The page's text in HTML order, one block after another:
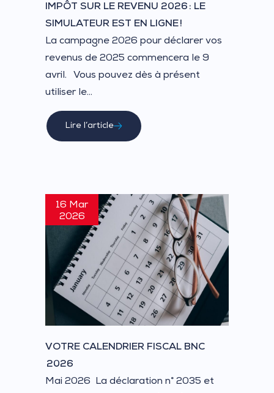
IMPÔT SUR LE REVENU 2026 : LE
SIMULATEUR EST EN LIGNE !
La campagne 2026 pour déclarer vos
revenus de 2025 commencera le 9
avril. Vous pouvez dès à présent
utiliser le...
Lire l’article
16 Mar
2026
VOTRE CALENDRIER FISCAL BNC
2026
Mai 2026 La déclaration n° 2035 et